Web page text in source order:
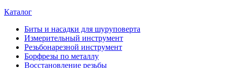
Каталог
Биты и насадки для шуруповерта
Измерительный инструмент
Резьбонарезной инструмент
Борфрезы по металлу
Восстановление резьбы